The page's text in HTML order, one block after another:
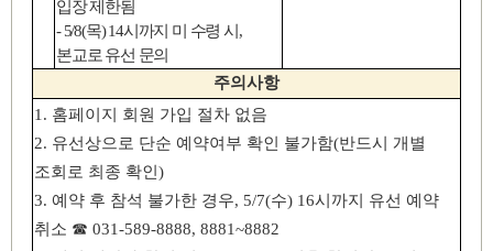
입장 제한됨
- 5/8(목) 14시까지 미 수령 시 ,
본교로 유선 문의
주의사항
1. 홈페이지 회원 가입 절차 없음
2. 유선상으로 단순 예약여부 확인 불가함(반드시 개별
조회로 최종 확인 )
3. 예약 후 참석 불가한 경우, 5/7(수) 16시까지 유선 예약
취소 ☎ 031-589-8888, 8881~8882